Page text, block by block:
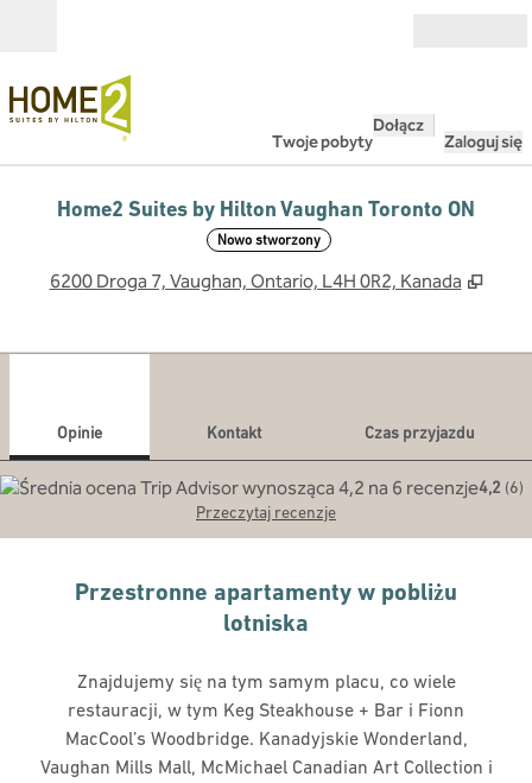
Twoje pobyty
Dołącz
Zaloguj się
Home2 Suites by Hilton Vaughan Toronto ON
Nowo stworzony
6200 Droga 7, Vaughan, Ontario, L4H 0R2, Kanada ,
Opinie Kontakt
Czas przyjazdu
4,2 (6)
Przeczytaj recenzje
Przestronne apartamenty w pobliżu
lotniska
Znajdujemy się na tym samym placu, co wiele
restauracji, w tym Keg Steakhouse + Bar i Fionn
MacCool’s Woodbridge. Kanadyjskie Wonderland,
Vaughan Mills Mall, McMichael Canadian Art Collection i